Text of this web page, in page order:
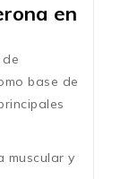
en
base de
muscular y